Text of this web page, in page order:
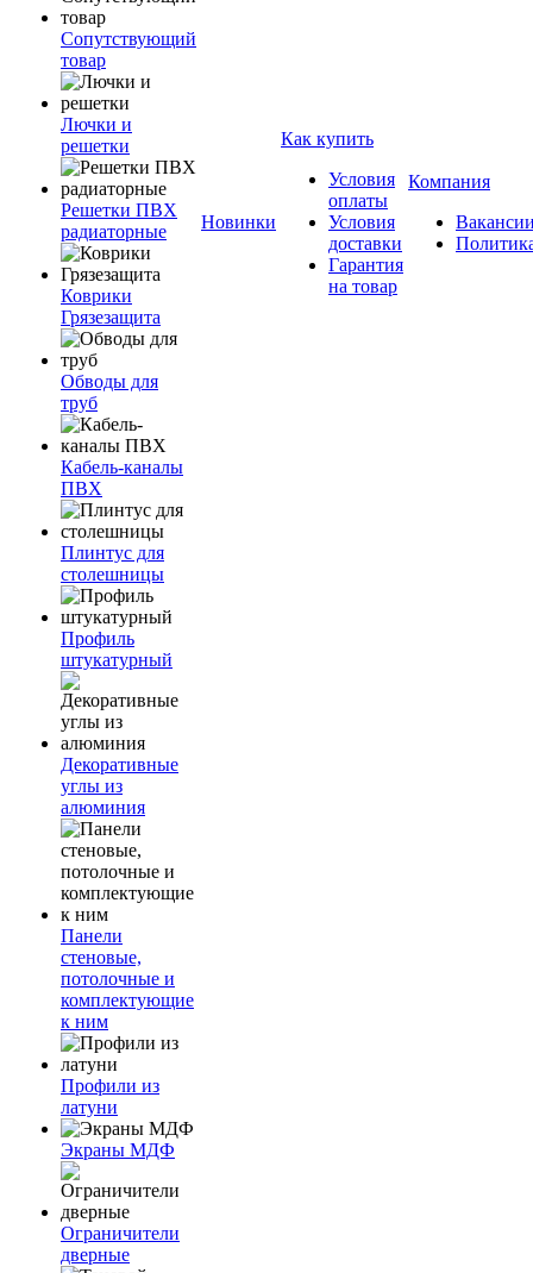
Сопутствующий
товар
Лючки и
решетки
Решетки ПВХ
радиаторные
Коврики
Грязезащита
Обводы для
труб
Кабель-каналы
ПВХ
Плинтус для
столешницы
Профиль
штукатурный
Декоративные
углы из
алюминия
Панели
стеновые,
потолочные и
комплектующие
к ним
Профили из
латуни
Экраны МДФ
Ограничители
дверные
Новинки
Как купить
Условия
оплаты
Условия
доставки
Гарантия
на товар
Компания